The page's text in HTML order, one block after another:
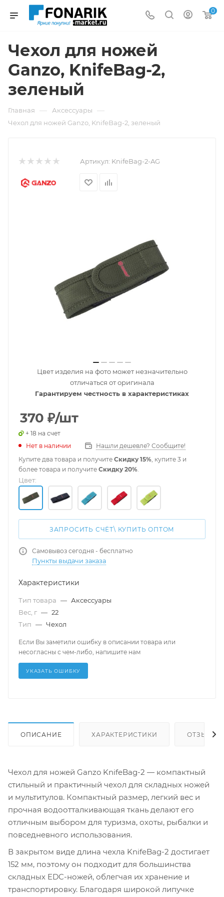
0
Чехол для ножей
Ganzo, KnifeBag-2,
зеленый
Главная — Аксессуары —
Чехол для ножей Ganzo, KnifeBag-2, зеленый
Артикул: KnifeBag-2-AG
Цвет изделия на фото может незначительно
отличаться от оригинала
Гарантируем честность в характеристиках
370 ₽/шт
+ 18 на счет
Нет в наличии
Нашли дешевле? Сообщите!
Купите два товара и получите Скидку 15%, купите 3 и
более товара и получите Скидку 20%.
Цвет:
ЗАПРОСИТЬ СЧЁТ\ КУПИТЬ ОПТОМ
Самовывоз сегодня - бесплатно
Пункты выдачи заказа
Характеристики
Тип товара — Аксессуары
Вес, г — 22
Тип — Чехол
Если Вы заметили ошибку в описании товара или
несогласны с чем-либо, напишите нам
УКАЗАТЬ ОШИБКУ
ОПИСАНИЕ ХАРАКТЕРИСТИКИ ОТЗЫВЫ
Чехол для ножей Ganzo KnifeBag-2 — компактный
стильный и практичный чехол для складных ножей
и мультитулов. Компактный размер, легкий вес и
прочная водоотталкивающая ткань делают его
отличным выбором для туризма, охоты, рыбалки и
повседневного использования.
В закрытом виде длина чехла KnifeBag-2 достигает
152 мм, поэтому он подходит для большинства
складных EDC-ножей, облегчая их хранение и
транспортировку. Благодаря широкой липучке